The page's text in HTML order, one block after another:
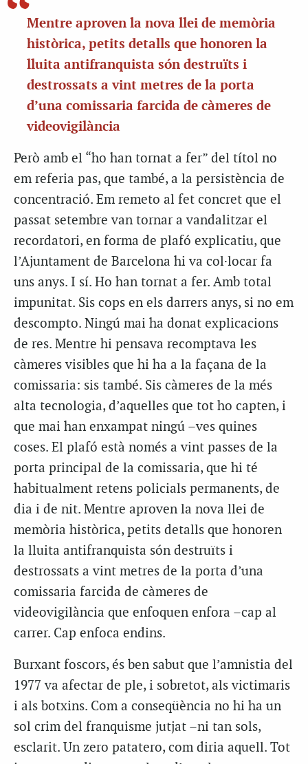
Mentre aproven la nova llei de memòria
històrica, petits detalls que honoren la
lluita antifranquista són destruïts i
destrossats a vint metres de la porta
d’una comissaria farcida de càmeres de
videovigilància
Però amb el “ho han tornat a fer” del títol no
em referia pas, que també, a la persistència de
concentració. Em remeto al fet concret que el
passat setembre van tornar a vandalitzar el
recordatori, en forma de plafó explicatiu, que
l’Ajuntament de Barcelona hi va col·locar fa
uns anys. I sí. Ho han tornat a fer. Amb total
impunitat. Sis cops en els darrers anys, si no em
descompto. Ningú mai ha donat explicacions
de res. Mentre hi pensava recomptava les
càmeres visibles que hi ha a la façana de la
comissaria: sis també. Sis càmeres de la més
alta tecnologia, d’aquelles que tot ho capten, i
que mai han enxampat ningú –ves quines
coses. El plafó està només a vint passes de la
porta principal de la comissaria, que hi té
habitualment retens policials permanents, de
dia i de nit. Mentre aproven la nova llei de
memòria històrica, petits detalls que honoren
la lluita antifranquista són destruïts i
destrossats a vint metres de la porta d’una
comissaria farcida de càmeres de
videovigilància que enfoquen enfora –cap al
carrer. Cap enfoca endins.
Burxant foscors, és ben sabut que l’amnistia del
1977 va afectar de ple, i sobretot, als victimaris
i als botxins. Com a conseqüència no hi ha un
sol crim del franquisme jutjat –ni tan sols,
esclarit. Un zero patatero, com diria aquell. Tot